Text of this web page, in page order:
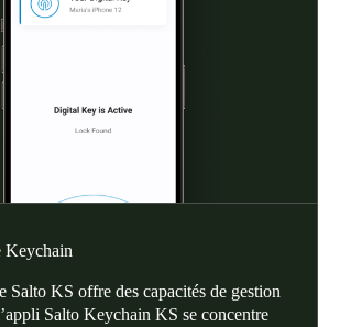
Keychain
Salto KS offre des capacités de gestion
Salto Keychain KS se concentre